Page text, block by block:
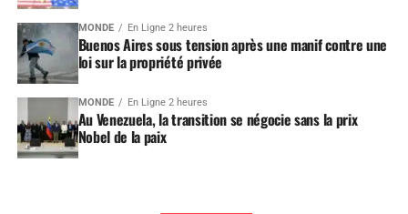
MONDE En Ligne 2 heures
Buenos Aires sous tension après une manif contre une
loi sur la propriété privée
MONDE En Ligne 2 heures
Au Venezuela, la transition se négocie sans la prix
Nobel de la paix